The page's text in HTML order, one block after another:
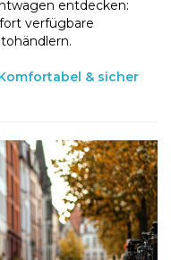
entdecken:
verfügbare
& sicher